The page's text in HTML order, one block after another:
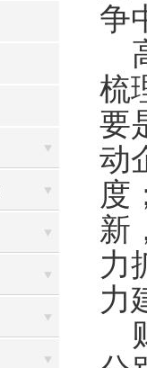
争
梳
要
动
度
新
力
力